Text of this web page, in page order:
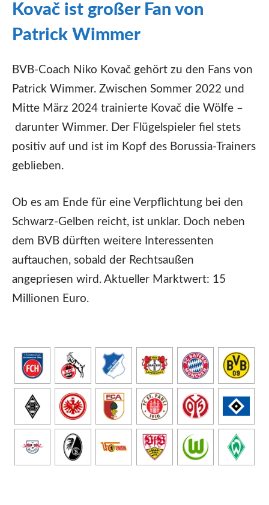
Kovač ist großer Fan von
Patrick Wimmer
BVB-Coach Niko Kovač gehört zu den Fans von
Patrick Wimmer. Zwischen Sommer 2022 und
Mitte März 2024 trainierte Kovač die Wölfe –
darunter Wimmer. Der Flügelspieler fiel stets
positiv auf und ist im Kopf des Borussia-Trainers
geblieben.
Ob es am Ende für eine Verpflichtung bei den
Schwarz-Gelben reicht, ist unklar. Doch neben
dem BVB dürften weitere Interessenten
auftauchen, sobald der Rechtsaußen
angepriesen wird. Aktueller Marktwert: 15
Millionen Euro.